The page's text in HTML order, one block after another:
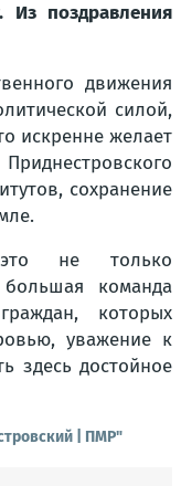
поздравления
движения
силой,
искренне желает
сохранение
не только
большая команда
которых
уважение к
здесь достойное
| ПМР"